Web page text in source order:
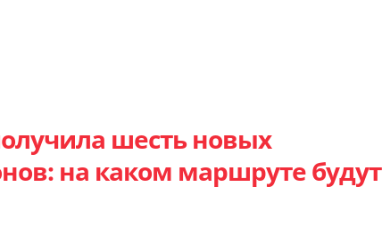
шесть новых
на каком маршруте будут